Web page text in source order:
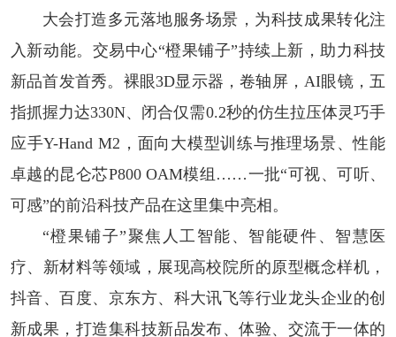
大会打造多元落地服务场景，为科技成果转化注
入新动能。交易中心“橙果铺子”持续上新，助力科技
新品首发首秀。裸眼3D显示器，卷轴屏，AI眼镜，五
指抓握力达330N、闭合仅需0.2秒的仿生拉压体灵巧手
应手Y-Hand M2，面向大模型训练与推理场景、性能
卓越的昆仑芯P800 OAM模组……一批“可视、可听、
可感”的前沿科技产品在这里集中亮相。
“橙果铺子”聚焦人工智能、智能硬件、智慧医
疗、新材料等领域，展现高校院所的原型概念样机，
抖音、百度、京东方、科大讯飞等行业龙头企业的创
新成果，打造集科技新品发布、体验、交流于一体的